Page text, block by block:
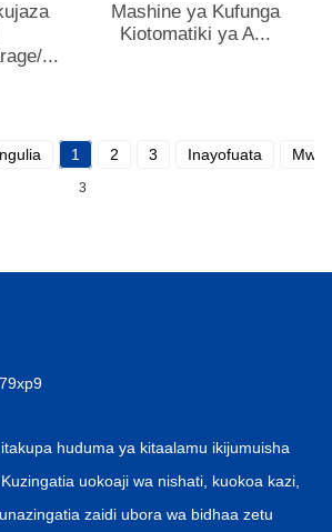
...
Mashine ya Kufunga
Kiotomatiki ya A...
1 2 3 Inayofuata
3
huduma ya kitaalamu ikijumuisha
uokoaji wa nishati, kuokoa kazi,
zaidi ubora wa bidhaa zetu